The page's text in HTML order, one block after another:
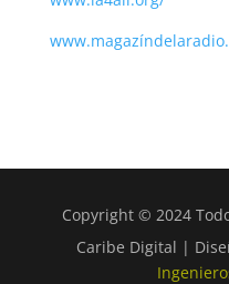
Copyright © 2024
Caribe Digital |